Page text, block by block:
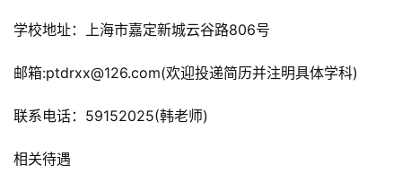
学校地址：上海市嘉定新城云谷路806号
邮箱:ptdrxx@126.com(欢迎投递简历并注明具体学科)
联系电话：59152025(韩老师)
相关待遇